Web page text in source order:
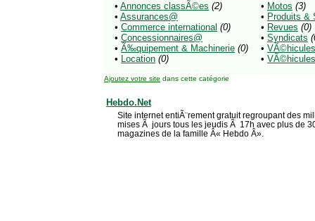
• Annonces classÃ©es (2)
• Assurances@
• Commerce international (0)
• Concessionnaires@
• Ã‰quipement & Machinerie (0)
• Location (0)
• Motos (3)
• Produits &
• Revues (0)
• Syndicats
•
•
Ajoutez votre site dans cette catégorie
Hebdo.Net
Site internet entiÃ¨rement gratuit regroupant des
mises Ã jours tous les jeudis Ã 17h avec plus de
magazines de la famille Â« Hebdo Â».